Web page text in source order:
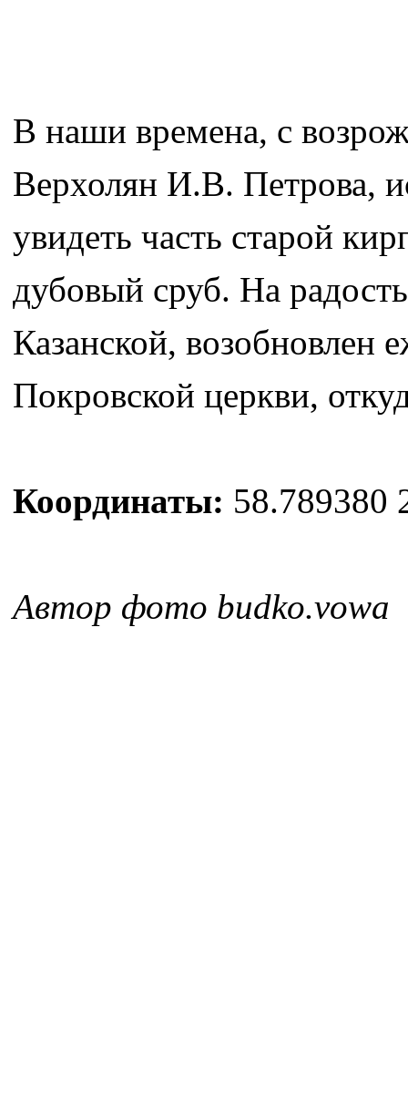
В наши времена, с
Верхолян И.В. Петрова,
увидеть часть старой
дубовый сруб. На
Казанской, возобновлен
Покровской церкви,
Координаты: 58.789380
Автор фото budko.vowa